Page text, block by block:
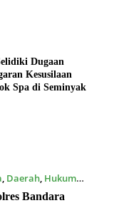
Dugaan
Kesusilaan
Spa di Seminyak
Daerah, Hukum
Bandara